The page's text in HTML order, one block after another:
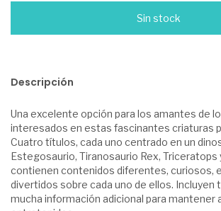
Descripción
Una excelente opción para los amantes de
interesados en estas fascinantes criaturas
Cuatro títulos, cada uno centrado en un
Estegosaurio, Tiranosaurio Rex, Triceratops
contienen contenidos diferentes, curiosos,
divertidos sobre cada uno de ellos. Incluyen
mucha información adicional para mantener